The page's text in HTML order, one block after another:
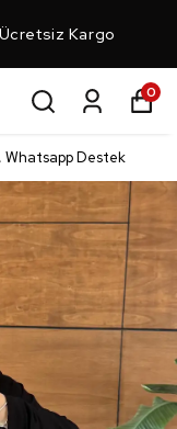
Kargo
0
Whatsapp Destek